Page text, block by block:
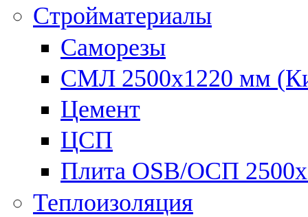
Стройматериалы
Саморезы
СМЛ 2500х1220 мм
Цемент
ЦСП
Плита OSB/ОСП
Теплоизоляция